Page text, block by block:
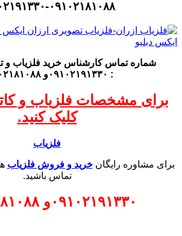
۰۹۱۰۲۱۹۱۳۳۰-
شماره تماس کارشناس خرید فلزیاب و
: ۰۹۱۰۲۱۹۱۳۳۰و ۰۹۱۰۲۱۸۱۰۸۸
برای مشخصات فلزیاب و
کلیک کنید.
فلزیاب
برای مشاوره رایگانخرید و فروش فلزیاب
تماس باشید.
۰۹۱۰۲۱۹۱۳۳۰ و